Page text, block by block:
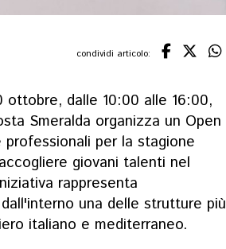
condividi articolo:
dalle 10:00 alle 16:00,
Smeralda organizza un Open
per la stagione
giovani talenti nel
rappresenta
una delle strutture più
italiano e mediterraneo.